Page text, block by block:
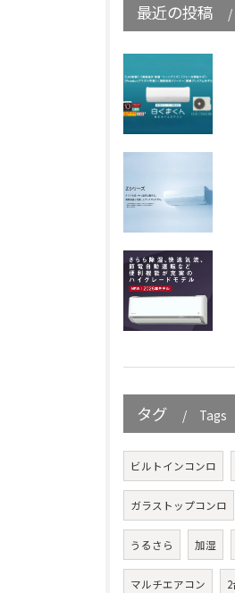
最近の投稿
タグ Tags
ビルトインコンロ
ガラストップコンロ
うるさら 加湿
マルチエアコン